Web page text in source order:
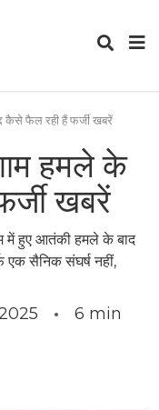
कैसे फैल रही हैं फर्जी खबरें
हमले के
खबरें
में हुए आतंकी हमले के बाद
एक सैनिक संघर्ष नहीं,
6 min